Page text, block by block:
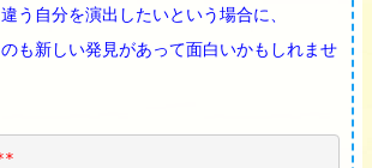
う自分を演出したいという場合に、
も新しい発見があって面白いかもしれませ